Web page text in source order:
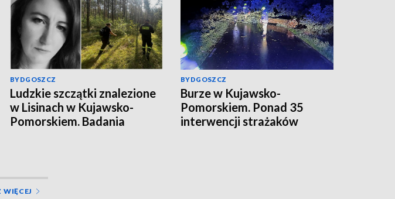
BYDGOSZCZ
Ludzkie szczątki znalezione
w Lisinach w Kujawsko-
Pomorskiem. Badania
Zielińskiej? [zdjęcia, wideo,
BYDGOSZCZ
Burze w Kujawsko-
Pomorskiem. Ponad 35
interwencji strażaków